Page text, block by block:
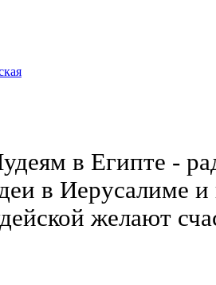
в Египте -
в Иерусалиме и
желают